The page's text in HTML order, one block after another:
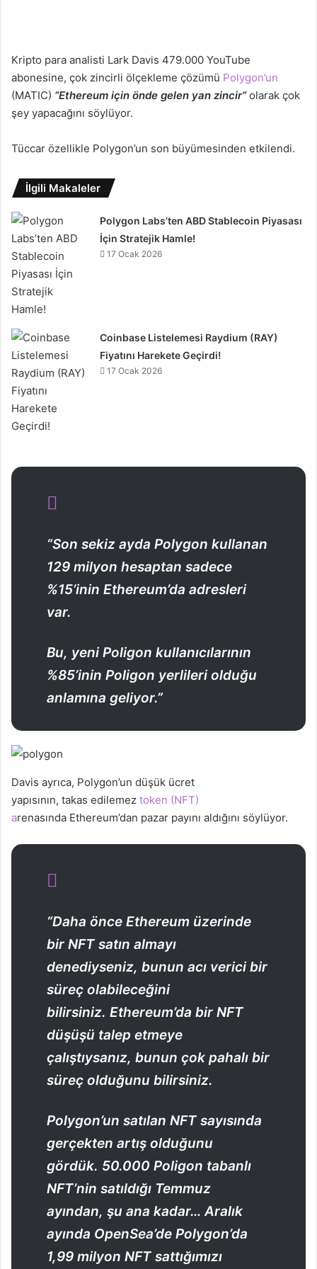
Kripto para analisti Lark Davis 479.000 YouTube
abonesine, çok zincirli ölçekleme çözümü Polygon’un
(MATIC) “Ethereum için önde gelen yan zincir”olarak çok
şey yapacağını söylüyor.
Tüccar özellikle Polygon’un son büyümesinden etkilendi.
İlgili Makaleler
Polygon Labs’ten ABD Stablecoin Piyasası
İçin Stratejik Hamle!
17 Ocak 2026
Coinbase Listelemesi Raydium (RAY)
Fiyatını Harekete Geçirdi!
17 Ocak 2026
“Son sekiz ayda Polygon kullanan
129 milyon hesaptan sadece
%15’inin Ethereum’da adresleri
var.
Bu, yeni Poligon kullanıcılarının
%85’inin Poligon yerlileri olduğu
anlamına geliyor.”
Davis ayrıca, Polygon’un düşük ücret
yapısının, takas edilemez token (NFT)
arenasında Ethereum’dan pazar payını aldığını söylüyor.
“Daha önce Ethereum üzerinde
bir NFT satın almayı
denediyseniz, bunun acı verici bir
süreç olabileceğini
bilirsiniz. Ethereum’da bir NFT
düşüşü talep etmeye
çalıştıysanız, bunun çok pahalı bir
süreç olduğunu bilirsiniz.
Polygon’un satılan NFT sayısında
gerçekten artış olduğunu
gördük. 50.000 Poligon tabanlı
NFT’nin satıldığı Temmuz
ayından, şu ana kadar… Aralık
ayında OpenSea’de Polygon’da
1,99 milyon NFT sattığımızı